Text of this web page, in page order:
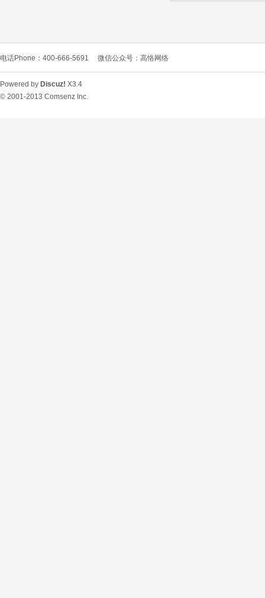
电话Phone：400-666-5691 微信公众号：高恪网络
Powered by Discuz! X3.4
© 2001-2013 Comsenz Inc.